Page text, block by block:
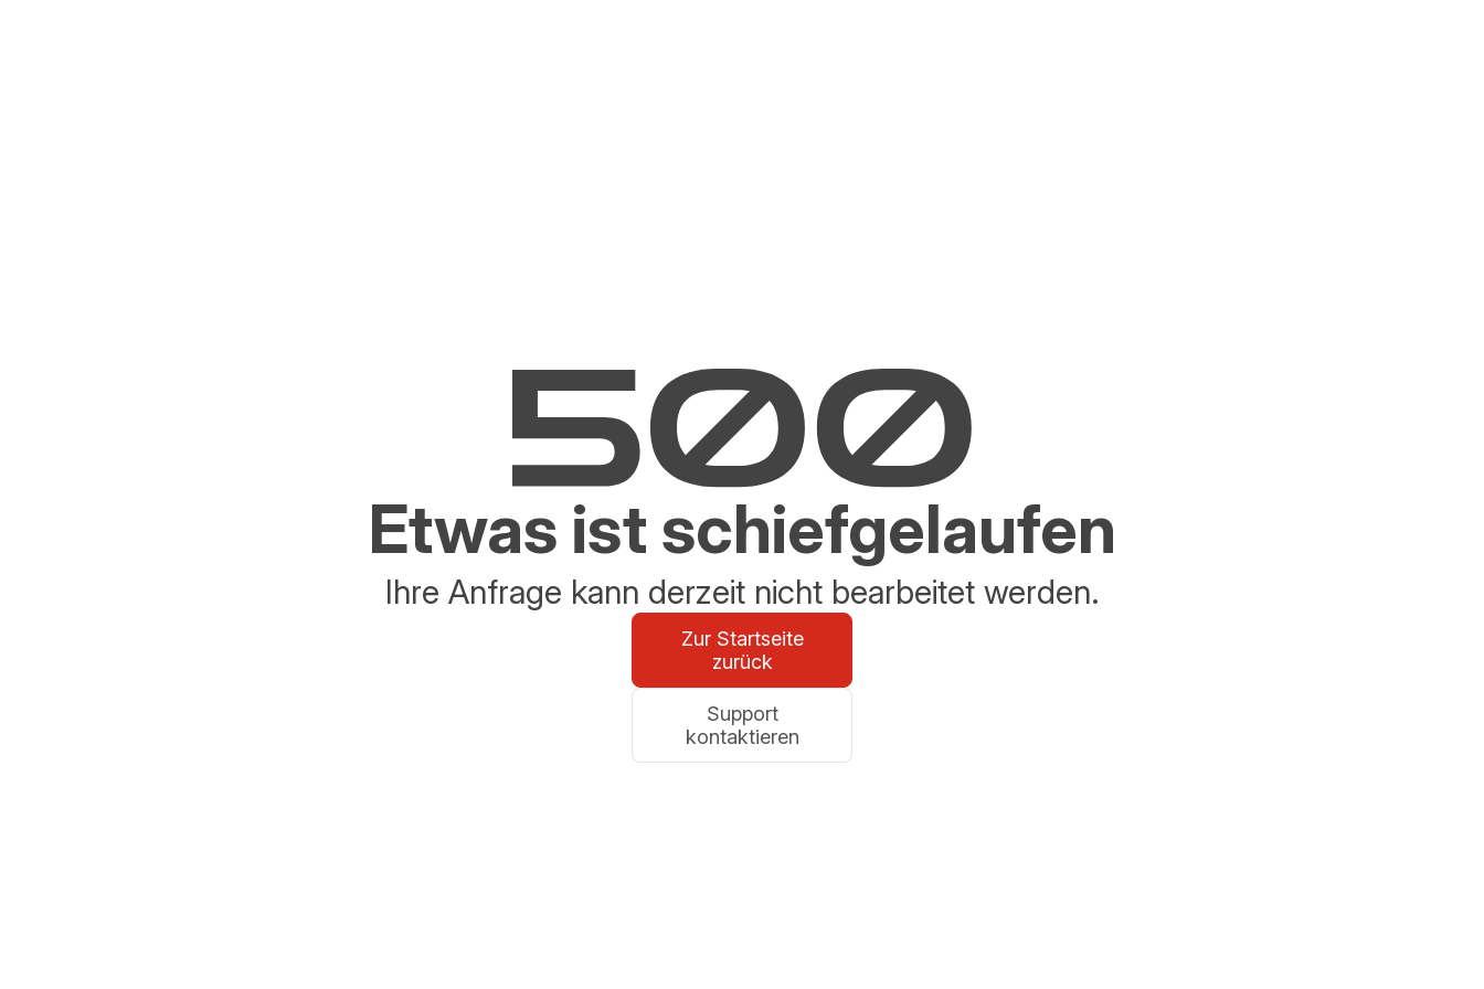
Etwas ist schiefgelaufen
Ihre Anfrage kann derzeit nicht bearbeitet werden.
Zur Startseite
zurück
Support
kontaktieren